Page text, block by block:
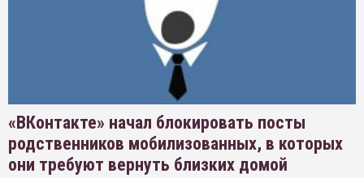
«ВКонтакте» начал блокировать посты
родственников мобилизованных, в которых
они требуют вернуть близких домой